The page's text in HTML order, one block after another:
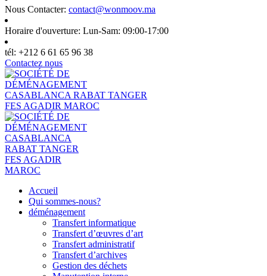
Nous Contacter: contact@wonmoov.ma
Horaire d'ouverture: Lun-Sam: 09:00-17:00
tél: +212 6 61 65 96 38
Contactez nous
Accueil
Qui sommes-nous?
déménagement
Transfert informatique
Transfert d’œuvres d’art
Transfert administratif
Transfert d’archives
Gestion des déchets